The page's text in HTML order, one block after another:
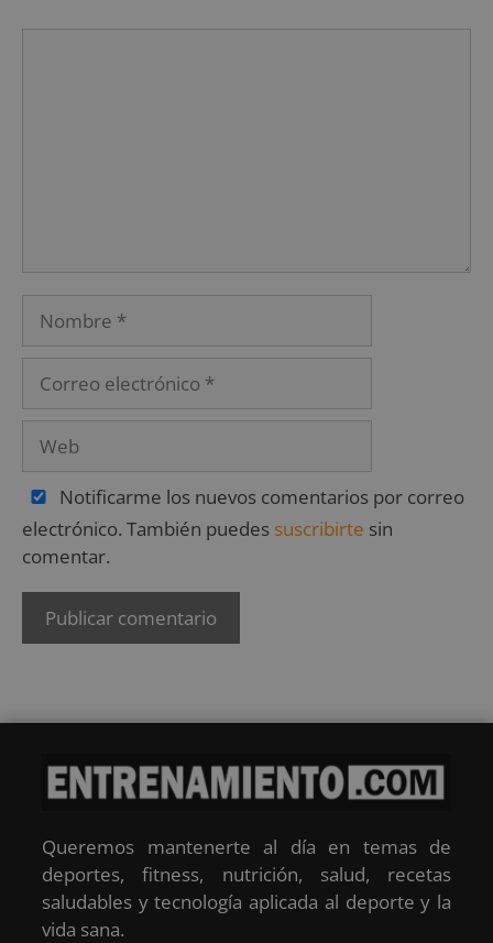
Notificarme los nuevos comentarios por correo
electrónico. También puedes suscribirte sin
comentar.
Queremos mantenerte al día en temas de
deportes, fitness, nutrición, salud, recetas
saludables y tecnología aplicada al deporte y la
vida sana.